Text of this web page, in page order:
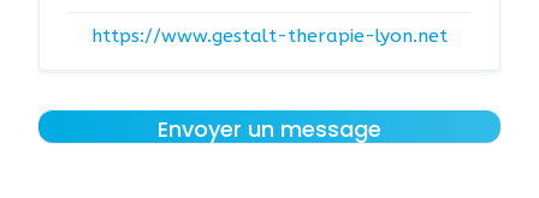
https://www.gestalt-therapie-lyon.net
Envoyer un message